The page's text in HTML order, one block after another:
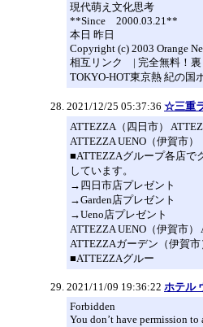
現代萌え文化思考
**Since 2000.03.21**
本日 昨日
Copyright (c) 2003 Orange
相互リンク | 完全無料！裏
TOKYO-HOT東京熱 紀の国
2021/12/25 05:37:36 ☆三重
ATTEZZA（四日市）
ATTEZZA UENO（伊賀市
■ATTEZZAグループ各店で
しています。
→四日市店プレゼント
→Garden店プレゼント
→Ueno店プレゼント
ATTEZZA UENO（伊賀市）
ATTEZZAガーデン（伊賀
■ATTEZZAグルー
2021/11/09 19:36:22 ホテル
Forbidden
You don’t have permission to